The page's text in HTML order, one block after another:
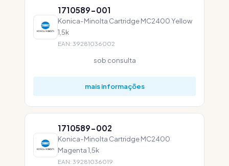
1710589-001
Konica-Minolta Cartridge MC2400 Yellow
1,5k
EAN: 39281036002
sob consulta
mais informações
1710589-002
Konica-Minolta Cartridge MC2400
Magenta 1,5k
EAN: 39281036019